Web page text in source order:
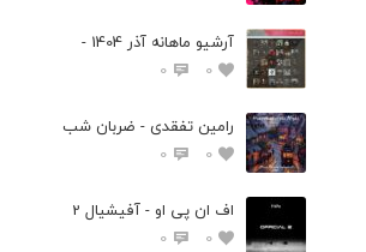
آرشیو ماهانه آذر 1404 -
0
0
رامین تفقدی - ضربان شب
0
0
اف ان پی او - آفیشیال 2
0
0